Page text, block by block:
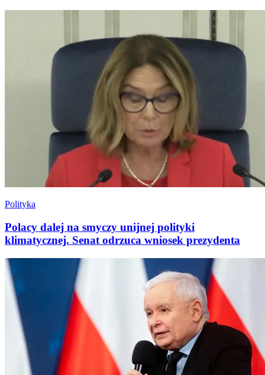
Polityka
Polacy dalej na smyczy unijnej polityki
klimatycznej. Senat odrzuca wniosek prezydenta